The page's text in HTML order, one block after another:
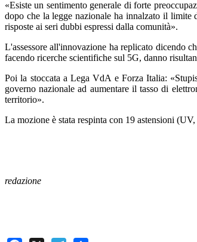
«Esiste un sentimento generale di forte
dopo che la legge nazionale ha innalzato il limite
risposte ai seri dubbi espressi dalla comunità».
L'assessore all'innovazione ha replicato dicendo
facendo ricerche scientifiche sul 5G, danno
Poi la stoccata a Lega VdA e Forza Italia:
governo nazionale ad aumentare il tasso di
territorio».
La mozione è stata respinta con 19 astensioni
redazione